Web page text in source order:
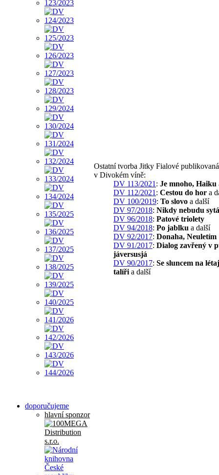
doporučujeme
hlavní sponzor
Ostatní tvorba Jitky Fialové publikovaná
v Divokém víně:
DV 113/2021 : Je mnoho, Haiku
DV 112/2021 : Cestou do hor a
DV 100/2019: To slovo a další
DV 97/2018: Nikdy nebudu sytá
DV 96/2018: Patové triolety
DV 94/2018: Po jablku a další
DV 92/2017: Donaha, Neuletím
DV 91/2017: Dialog zavřený v
jáversusjá
DV 90/2017: Se sluncem na
talíři a další